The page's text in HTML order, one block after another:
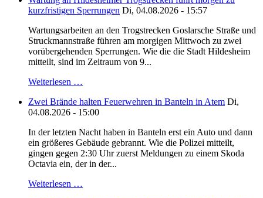
kurzfristigen Sperrungen Di, 04.08.2026 - 15:57
Wartungsarbeiten an den Trogstrecken Goslarsche Straße und
Struckmannstraße führen am morgigen Mittwoch zu zwei
vorübergehenden Sperrungen. Wie die die Stadt Hildesheim
mitteilt, sind im Zeitraum von 9...
Weiterlesen …
Zwei Brände halten Feuerwehren in Banteln in Atem Di,
04.08.2026 - 15:00
In der letzten Nacht haben in Banteln erst ein Auto und dann
ein größeres Gebäude gebrannt. Wie die Polizei mitteilt,
gingen gegen 2:30 Uhr zuerst Meldungen zu einem Skoda
Octavia ein, der in der...
Weiterlesen …